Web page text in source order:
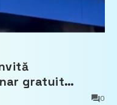
gratuit
pe bunurile
0